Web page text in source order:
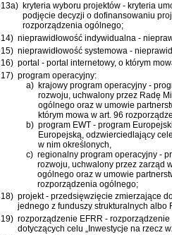
13a) kryteria wyboru projektów - kryteria
podjęcie decyzji o dofinansowaniu
rozporządzenia ogólnego;
14) nieprawidłowość indywidualna -
15) nieprawidłowość systemowa -
16) portal - portal internetowy, o którym
17) program operacyjny:
a) krajowy program operacyjny -
rozwoju , uchwalony przez Radę
ogólnego oraz w umowie
którym mowa w art. 96
b) program EWT - program
Europejską, odzwierciedlający
w nim określonych,
c) regionalny program operacyjny -
rozwoju , uchwalony przez zarząd
ogólnego oraz w umowie
rozporządzenia ogólnego;
18) projekt - przedsięwzięcie zmierzające
jednego z funduszy strukturalnych
19) rozporządzenie EFRR - rozporządzenie
dotyczących celu „Inwestycje na rzecz